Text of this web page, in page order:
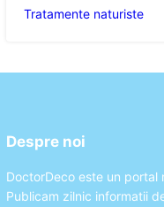
Tratamente naturiste
Despre noi
DoctorDeco este un portal
Publicam zilnic informatii